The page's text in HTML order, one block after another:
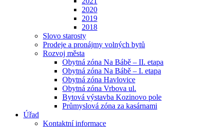
2020
2019
2018
Slovo starosty
Prodeje a pronájmy volných bytů
Rozvoj města
Obytná zóna Na Bábě – II. etapa
Obytná zóna Na Bábě – I. etapa
Obytná zóna Havlovice
Obytná zóna Vrbova ul.
Bytová výstavba Kozinovo pole
Průmyslová zóna za kasárnami
Úřad
Kontaktní informace